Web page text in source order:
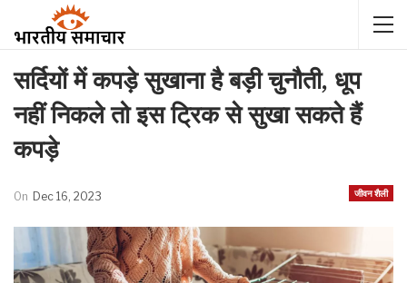
सर्दियों में कपड़े सुखाना है बड़ी चुनौती, धूप
नहीं निकले तो इस ट्रिक से सुखा सकते हैं
कपड़े
जीवन शैली
On Dec 16, 2023